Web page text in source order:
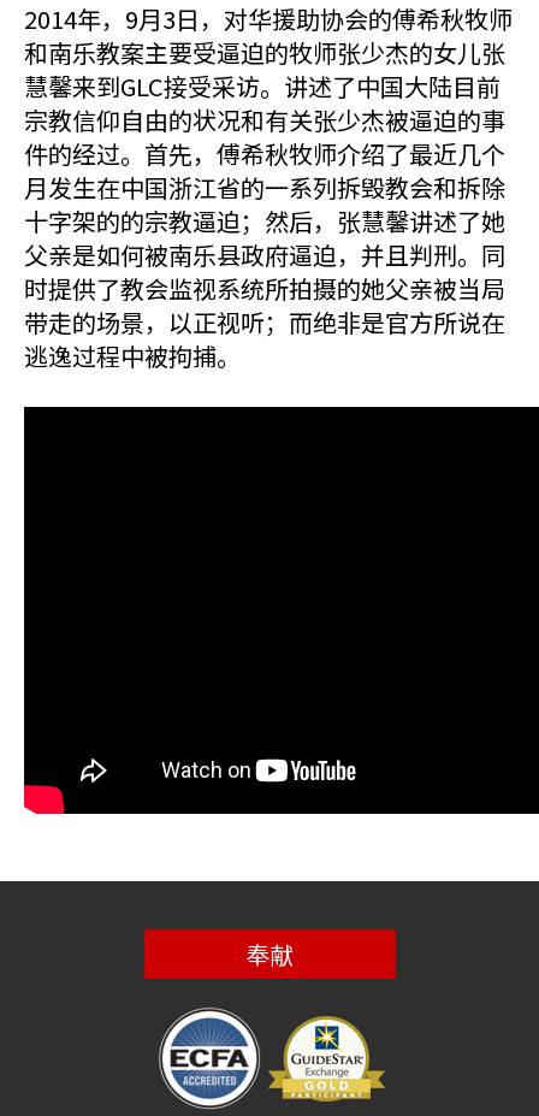
2014年，9月3日，对华援助协会的傅希秋牧师
和南乐教案主要受逼迫的牧师张少杰的女儿张
慧馨来到GLC接受采访。讲述了中国大陆目前
宗教信仰自由的状况和有关张少杰被逼迫的事
件的经过。首先，傅希秋牧师介绍了最近几个
月发生在中国浙江省的一系列拆毁教会和拆除
十字架的的宗教逼迫；然后，张慧馨讲述了她
父亲是如何被南乐县政府逼迫，并且判刑。同
时提供了教会监视系统所拍摄的她父亲被当局
带走的场景，以正视听；而绝非是官方所说在
逃逸过程中被拘捕。
奉献